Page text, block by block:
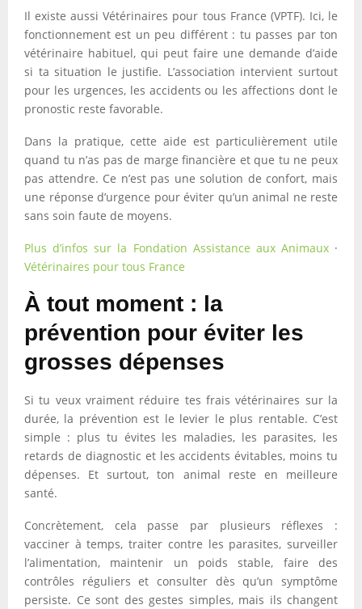
Il existe aussi Vétérinaires pour tous France (VPTF). Ici, le
fonctionnement est un peu différent : tu passes par ton
vétérinaire habituel, qui peut faire une demande d’aide
si ta situation le justifie. L’association intervient surtout
pour les urgences, les accidents ou les affections dont le
pronostic reste favorable.
Dans la pratique, cette aide est particulièrement utile
quand tu n’as pas de marge financière et que tu ne peux
pas attendre. Ce n’est pas une solution de confort, mais
une réponse d’urgence pour éviter qu’un animal ne reste
sans soin faute de moyens.
Plus d’infos sur la Fondation Assistance aux Animaux·
Vétérinaires pour tous France
À tout moment : la
prévention pour éviter les
grosses dépenses
Si tu veux vraiment réduire tes frais vétérinaires sur la
durée, la prévention est le levier le plus rentable. C’est
simple : plus tu évites les maladies, les parasites, les
retards de diagnostic et les accidents évitables, moins tu
dépenses. Et surtout, ton animal reste en meilleure
santé.
Concrètement, cela passe par plusieurs réflexes :
vacciner à temps, traiter contre les parasites, surveiller
l’alimentation, maintenir un poids stable, faire des
contrôles réguliers et consulter dès qu’un symptôme
persiste. Ce sont des gestes simples, mais ils changent